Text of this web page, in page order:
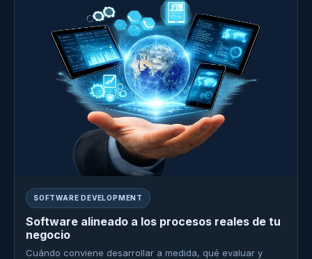
SOFTWARE DEVELOPMENT
Software alineado a los procesos reales de tu
negocio
Cuándo conviene desarrollar a medida, qué evaluar y